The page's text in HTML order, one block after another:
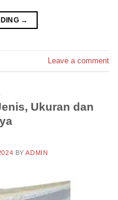
→
Leave a comment
Ukuran dan
BYADMIN